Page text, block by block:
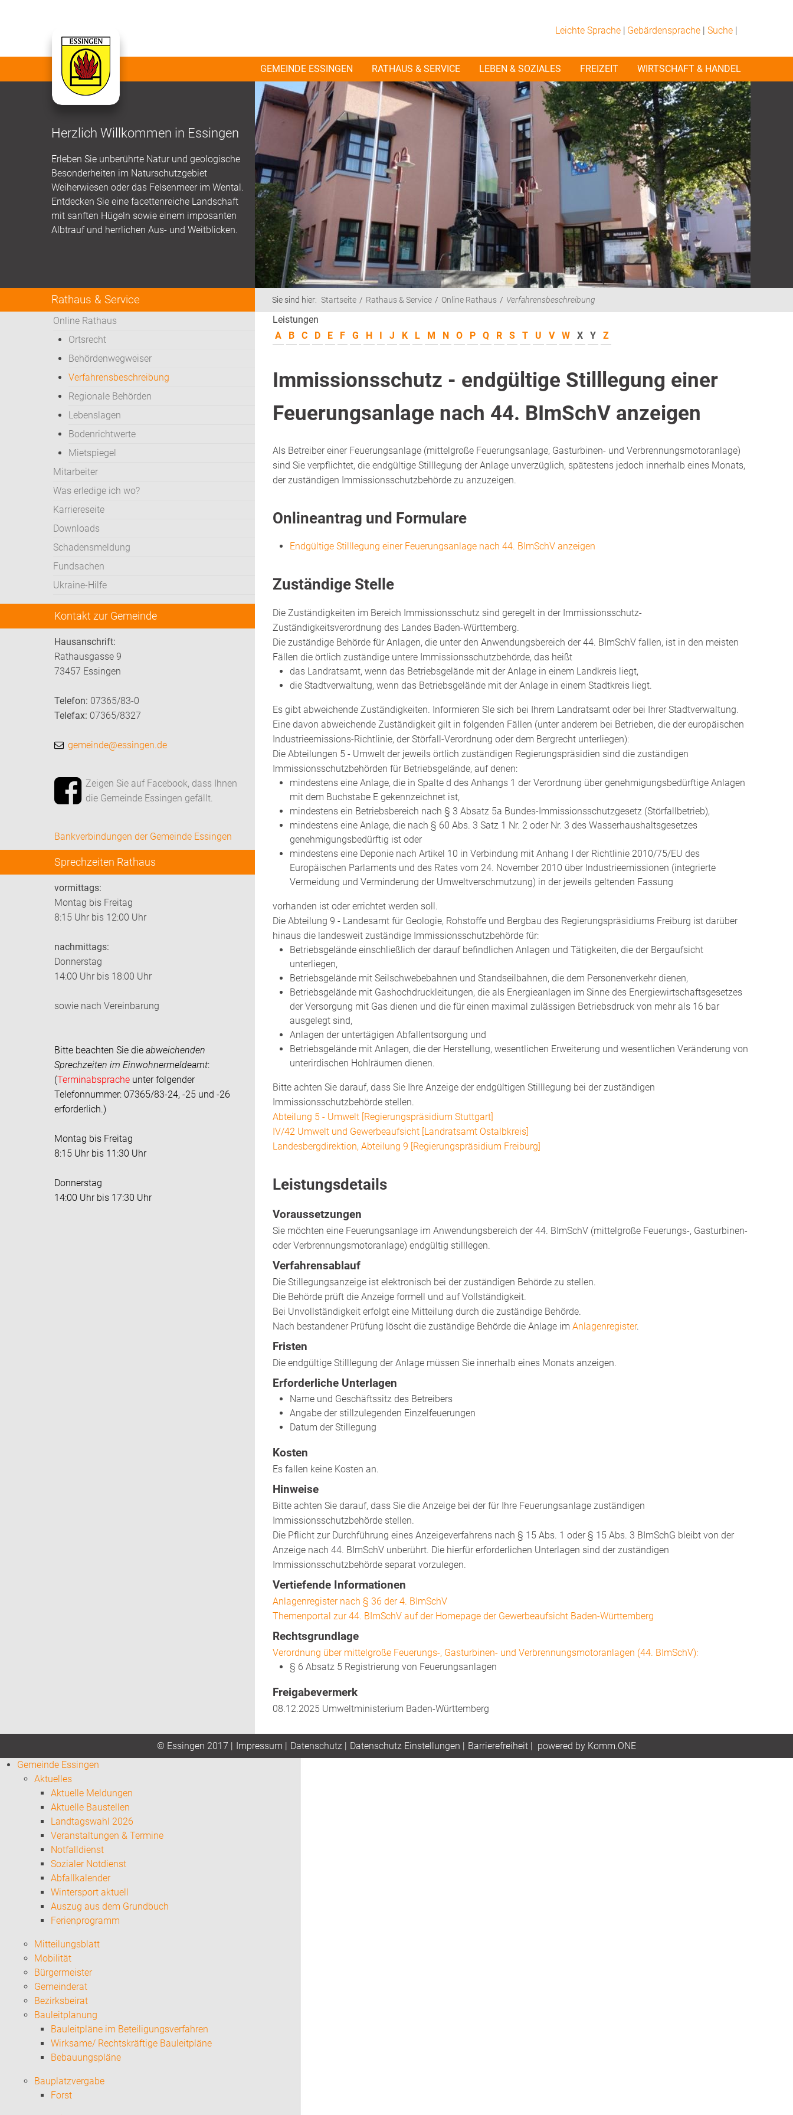
Leichte Sprache | Gebärdensprache | Suche|
GEMEINDE ESSINGEN RATHAUS & SERVICE LEBEN & SOZIALES FREIZEIT WIRTSCHAFT & HANDEL
Herzlich Willkommen in Essingen
Erleben Sie unberührte Natur und geologische
Besonderheiten im Naturschutzgebiet
Weiherwiesen oder das Felsenmeer im Wental.
Entdecken Sie eine facettenreiche Landschaft
mit sanften Hügeln sowie einem imposanten
Albtrauf und herrlichen Aus- und Weitblicken.
Rathaus & Service
Online Rathaus
Ortsrecht
Behördenwegweiser
Verfahrensbeschreibung
Regionale Behörden
Lebenslagen
Bodenrichtwerte
Mietspiegel
Mitarbeiter
Was erledige ich wo?
Karriereseite
Downloads
Schadensmeldung
Fundsachen
Ukraine-Hilfe
Kontakt zur Gemeinde
Hausanschrift:
Rathausgasse 9
73457 Essingen
Telefon: 07365/83-0
Telefax: 07365/8327
gemeinde@essingen.de
Zeigen Sie auf Facebook, dass Ihnen
die Gemeinde Essingen gefällt.
Bankverbindungen der Gemeinde Essingen
Sprechzeiten Rathaus
vormittags:
Montag bis Freitag
8:15 Uhr bis 12:00 Uhr
nachmittags:
Donnerstag
14:00 Uhr bis 18:00 Uhr
sowie nach Vereinbarung
Bitte beachten Sie die abweichenden
Sprechzeiten im Einwohnermeldeamt:
(Terminabsprache unter folgender
Telefonnummer: 07365/83-24, -25 und -26
erforderlich.)
Montag bis Freitag
8:15 Uhr bis 11:30 Uhr
Donnerstag
14:00 Uhr bis 17:30 Uhr
Sie sind hier: Startseite Rathaus & Service Online Rathaus Verfahrensbeschreibung
Leistungen
A
B C D E F G H I J K L M N O P Q R S T U V W X Y Z
Immissionsschutz - endgültige Stilllegung einer
Feuerungsanlage nach 44. BImSchV anzeigen
Als Betreiber einer Feuerungsanlage (mittelgroße Feuerungsanlage, Gasturbinen- und Verbrennungsmotoranlage)
sind Sie verpflichtet, die endgültige Stilllegung der Anlage unverzüglich, spätestens jedoch innerhalb eines Monats,
der zuständigen Immissionsschutzbehörde zu anzuzeigen.
Onlineantrag und Formulare
Endgültige Stilllegung einer Feuerungsanlage nach 44. BImSchV anzeigen
Zuständige Stelle
Die Zuständigkeiten im Bereich Immissionsschutz sind geregelt in der Immissionsschutz-
Zuständigkeitsverordnung des Landes Baden-Württemberg.
Die zuständige Behörde für Anlagen, die unter den Anwendungsbereich der 44. BImSchV fallen, ist in den meisten
Fällen die örtlich zuständige untere Immissionsschutzbehörde, das heißt
das Landratsamt, wenn das Betriebsgelände mit der Anlage in einem Landkreis liegt,
die Stadtverwaltung, wenn das Betriebsgelände mit der Anlage in einem Stadtkreis liegt.
Es gibt abweichende Zuständigkeiten. Informieren SIe sich bei Ihrem Landratsamt oder bei Ihrer Stadtverwaltung.
Eine davon abweichende Zuständigkeit gilt in folgenden Fällen (unter anderem bei Betrieben, die der europäischen
Industrieemissions-Richtlinie, der Störfall-Verordnung oder dem Bergrecht unterliegen):
Die Abteilungen 5 - Umwelt der jeweils örtlich zuständigen Regierungspräsidien sind die zuständigen
Immissionsschutzbehörden für Betriebsgelände, auf denen:
mindestens eine Anlage, die in Spalte d des Anhangs 1 der Verordnung über genehmigungsbedürftige Anlagen
mit dem Buchstabe E gekennzeichnet ist,
mindestens ein Betriebsbereich nach § 3 Absatz 5a Bundes-Immissionsschutzgesetz (Störfallbetrieb),
mindestens eine Anlage, die nach § 60 Abs. 3 Satz 1 Nr. 2 oder Nr. 3 des Wasserhaushaltsgesetzes
genehmigungsbedürftig ist oder
mindestens eine Deponie nach Artikel 10 in Verbindung mit Anhang I der Richtlinie 2010/75/EU des
Europäischen Parlaments und des Rates vom 24. November 2010 über Industrieemissionen (integrierte
Vermeidung und Verminderung der Umweltverschmutzung) in der jeweils geltenden Fassung
vorhanden ist oder errichtet werden soll.
Die Abteilung 9 - Landesamt für Geologie, Rohstoffe und Bergbau des Regierungspräsidiums Freiburg ist darüber
hinaus die landesweit zuständige Immissionsschutzbehörde für:
Betriebsgelände einschließlich der darauf befindlichen Anlagen und Tätigkeiten, die der Bergaufsicht
unterliegen,
Betriebsgelände mit Seilschwebebahnen und Standseilbahnen, die dem Personenverkehr dienen,
Betriebsgelände mit Gashochdruckleitungen, die als Energieanlagen im Sinne des Energiewirtschaftsgesetzes
der Versorgung mit Gas dienen und die für einen maximal zulässigen Betriebsdruck von mehr als 16 bar
ausgelegt sind,
Anlagen der untertägigen Abfallentsorgung und
Betriebsgelände mit Anlagen, die der Herstellung, wesentlichen Erweiterung und wesentlichen Veränderung von
unterirdischen Hohlräumen dienen.
Bitte achten Sie darauf, dass Sie Ihre Anzeige der endgültigen Stilllegung bei der zuständigen
Immissionsschutzbehörde stellen.
Abteilung 5 - Umwelt [Regierungspräsidium Stuttgart]
IV/42 Umwelt und Gewerbeaufsicht [Landratsamt Ostalbkreis]
Landesbergdirektion, Abteilung 9 [Regierungspräsidium Freiburg]
Leistungsdetails
Voraussetzungen
Sie möchten eine Feuerungsanlage im Anwendungsbereich der 44. BImSchV (mittelgroße Feuerungs-, Gasturbinen-
oder Verbrennungsmotoranlage) endgültig stilllegen.
Verfahrensablauf
Die Stillegungsanzeige ist elektronisch bei der zuständigen Behörde zu stellen.
Die Behörde prüft die Anzeige formell und auf Vollständigkeit.
Bei Unvollständigkeit erfolgt eine Mitteilung durch die zuständige Behörde.
Nach bestandener Prüfung löscht die zuständige Behörde die Anlage im Anlagenregister.
Fristen
Die endgültige Stilllegung der Anlage müssen Sie innerhalb eines Monats anzeigen.
Erforderliche Unterlagen
Name und Geschäftssitz des Betreibers
Angabe der stillzulegenden Einzelfeuerungen
Datum der Stillegung
Kosten
Es fallen keine Kosten an.
Hinweise
Bitte achten Sie darauf, dass Sie die Anzeige bei der für Ihre Feuerungsanlage zuständigen
Immissionsschutzbehörde stellen.
Die Pflicht zur Durchführung eines Anzeigeverfahrens nach § 15 Abs. 1 oder § 15 Abs. 3 BImSchG bleibt von der
Anzeige nach 44. BImSchV unberührt. Die hierfür erforderlichen Unterlagen sind der zuständigen
Immissionsschutzbehörde separat vorzulegen.
Vertiefende Informationen
Anlagenregister nach § 36 der 4. BImSchV
Themenportal zur 44. BImSchV auf der Homepage der Gewerbeaufsicht Baden-Württemberg
Rechtsgrundlage
Verordnung über mittelgroße Feuerungs-, Gasturbinen- und Verbrennungsmotoranlagen (44. BImSchV):
§ 6 Absatz 5 Registrierung von Feuerungsanlagen
Freigabevermerk
08.12.2025 Umweltministerium Baden-Württemberg
© Essingen 2017 | Impressum | Datenschutz | Datenschutz Einstellungen | Barrierefreiheit | powered by Komm.ONE
Gemeinde Essingen
Aktuelles
Aktuelle Meldungen
Aktuelle Baustellen
Landtagswahl 2026
Veranstaltungen & Termine
Notfalldienst
Sozialer Notdienst
Abfallkalender
Wintersport aktuell
Auszug aus dem Grundbuch
Ferienprogramm
Mitteilungsblatt
Mobilität
Bürgermeister
Gemeinderat
Bezirksbeirat
Bauleitplanung
Bauleitpläne im Beteiligungsverfahren
Wirksame/ Rechtskräftige Bauleitpläne
Bebauungspläne
Bauplatzvergabe
Forst